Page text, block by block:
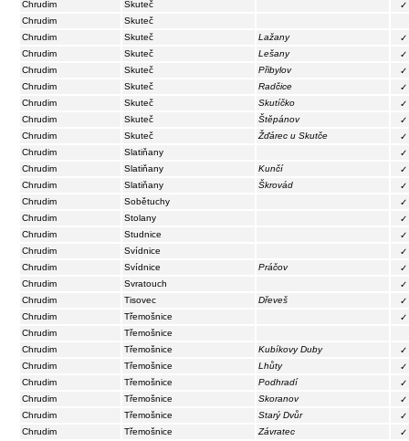
Chrudim
Skuteč
✓
Chrudim
Skuteč
Chrudim
Skuteč Lažany
✓
Chrudim
Skuteč Lešany
✓
Chrudim
Skuteč Přibylov
✓
Chrudim
Skuteč Radčice
✓
Chrudim
Skuteč Skutíčko
✓
Chrudim
Skuteč Štěpánov
✓
Chrudim
Skuteč Žďárec u Skutče
✓
Chrudim
Slatiňany
✓
Chrudim
Slatiňany Kunčí
✓
Chrudim
Slatiňany Škrovád
✓
Chrudim
Sobětuchy
✓
Chrudim
Stolany
✓
Chrudim
Studnice
✓
Chrudim
Svídnice
✓
Chrudim
Svídnice Práčov
✓
Chrudim
Svratouch
✓
Chrudim
Tisovec Dřeveš
✓
Chrudim
Třemošnice
✓
Chrudim
Třemošnice
Chrudim
Třemošnice Kubíkovy Duby
✓
Chrudim
Třemošnice Lhůty
✓
Chrudim
Třemošnice Podhradí
✓
Chrudim
Třemošnice Skoranov
✓
Chrudim
Třemošnice Starý Dvůr
✓
Chrudim
Třemošnice Závratec
✓